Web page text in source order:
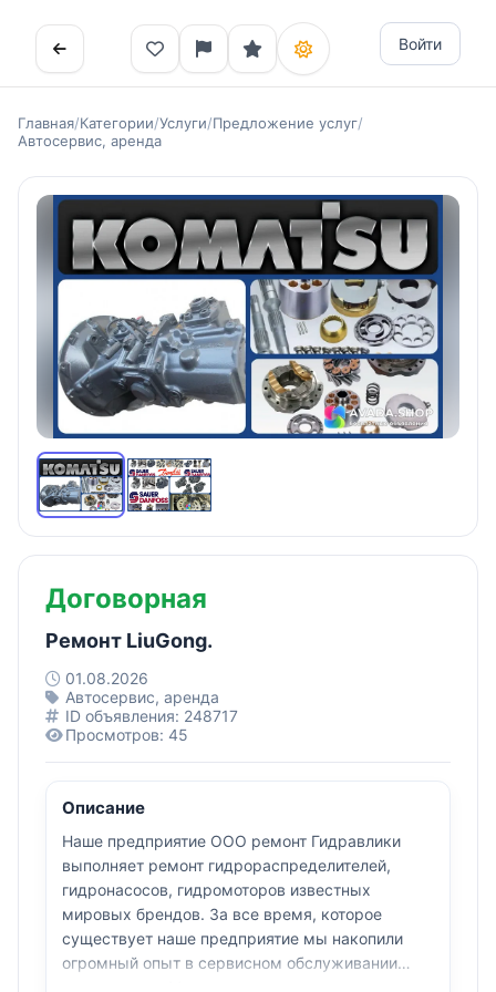
Войти
Главная/Категории/Услуги/Предложение услуг/
Автосервис, аренда
Договорная
Ремонт LiuGong.
01.08.2026
Автосервис, аренда
ID объявления: 248717
Просмотров: 45
Описание
Наше предприятие ООО ремонт Гидравлики
выполняет ремонт гидрораспределителей,
гидронасосов, гидромоторов известных
мировых брендов. За все время, которое
существует наше предприятие мы накопили
огромный опыт в сервисном обслуживании